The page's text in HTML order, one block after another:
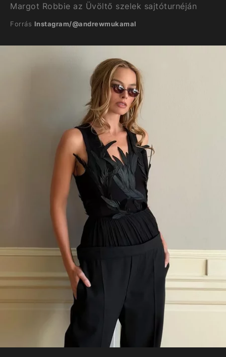
Margot Robbie az Üvöltő szelek sajtóturnéján
Forrás Instagram/@andrewmukamal